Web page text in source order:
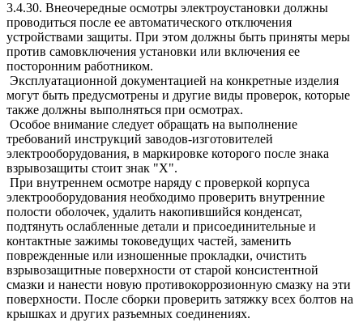
3.4.30. Внеочередные осмотры электроустановки должны
проводиться после ее автоматического отключения
устройствами защиты. При этом должны быть приняты меры
против самовключения установки или включения ее
посторонним работником.
Эксплуатационной документацией на конкретные изделия
могут быть предусмотрены и другие виды проверок, которые
также должны выполняться при осмотрах.
Особое внимание следует обращать на выполнение
требований инструкций заводов-изготовителей
электрооборудования, в маркировке которого после знака
взрывозащиты стоит знак "X".
При внутреннем осмотре наряду с проверкой корпуса
электрооборудования необходимо проверить внутренние
полости оболочек, удалить накопившийся конденсат,
подтянуть ослабленные детали и присоединительные и
контактные зажимы токоведущих частей, заменить
поврежденные или изношенные прокладки, очистить
взрывозащитные поверхности от старой консистентной
смазки и нанести новую противокоррозионную смазку на эти
поверхности. После сборки проверить затяжку всех болтов на
крышках и других разъемных соединениях.